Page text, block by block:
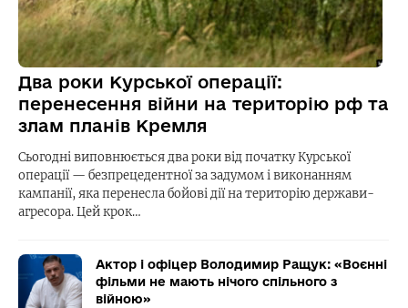
Два роки Курської операції:
перенесення війни на територію рф та
злам планів Кремля
Сьогодні виповнюється два роки від початку Курської
операції — безпрецедентної за задумом і виконанням
кампанії, яка перенесла бойові дії на територію держави-
агресора. Цей крок…
Актор і офіцер Володимир Ращук: «Воєнні
фільми не мають нічого спільного з
війною»